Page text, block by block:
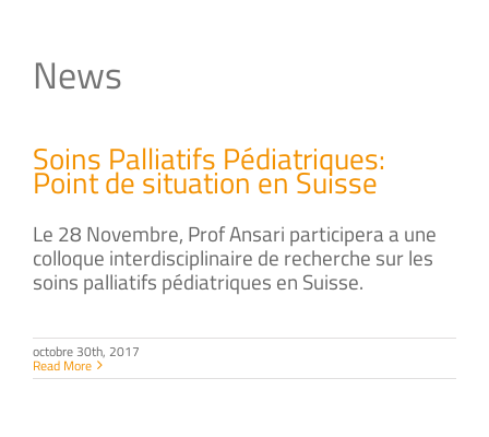
News
Soins Palliatifs Pédiatriques:
Point de situation en Suisse
Le 28 Novembre, Prof Ansari participera a une
colloque interdisciplinaire de recherche sur les
soins palliatifs pédiatriques en Suisse.
octobre 30th, 2017
Read More